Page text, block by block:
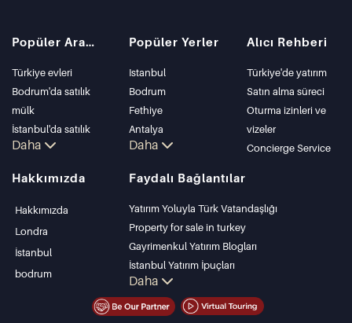
Popüler Aramalar
Türkiye evleri
Bodrum'da satılık
mülk
İstanbul'da satılık
daire
Bodrum Villası
Antalya'da satılık
Daha
Popüler Yerler
Istanbul
Bodrum
Fethiye
Antalya
Kalkan
Kas
Bursa
Gocek
Side
Kemer
Dalyan
Izmir
Belek
Daha
Alıcı Rehberi
Türkiye'de yatırım
Satın alma süreci
Oturma izinleri ve
vizeler
Concierge Service
Hakkımızda
Hakkımızda
Londra
İstanbul
bodrum
Faydalı Bağlantılar
Yatırım Yoluyla Türk Vatandaşlığı
Property for sale in turkey
Gayrimenkul Yatırım Blogları
İstanbul Yatırım İpuçları
PropertyTurkey TV
İstanbul Yatırım Gayrimenkulleri
Daha